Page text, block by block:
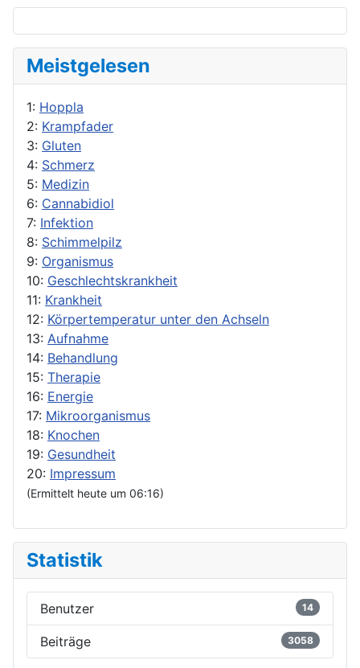
Meistgelesen
1: Hoppla
2: Krampfader
3: Gluten
4: Schmerz
5: Medizin
6: Cannabidiol
7: Infektion
8: Schimmelpilz
9: Organismus
10: Geschlechtskrankheit
11: Krankheit
12: Körpertemperatur unter den Achseln
13: Aufnahme
14: Behandlung
15: Therapie
16: Energie
17: Mikroorganismus
18: Knochen
19: Gesundheit
20: Impressum
(Ermittelt heute um 06:16)
Statistik
Benutzer 14
Beiträge 3058